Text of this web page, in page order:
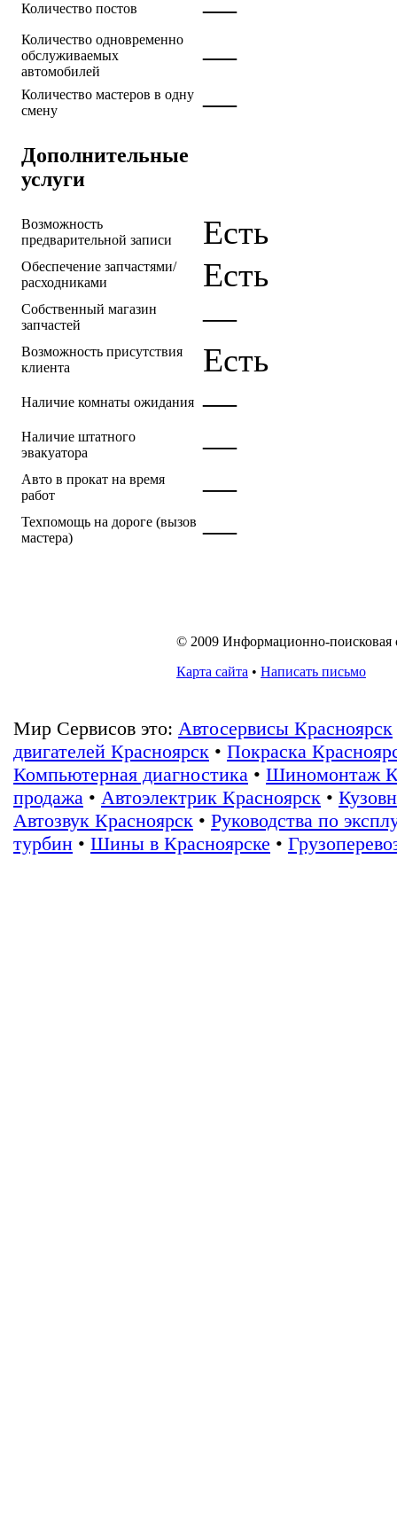
Количество постов —
Количество одновременно
обслуживаемых
автомобилей
—
Количество мастеров в одну
смену
—
Дополнительные
услуги
Возможность
предварительной записи
Есть
Обеспечение запчастями/
расходниками
Есть
Собственный магазин
запчастей
—
Возможность присутствия
клиента
Есть
Наличие комнаты ожидания —
Наличие штатного
эвакуатора
—
Авто в прокат на время
работ
—
Техпомощь на дороге (вызов
мастера)
—
© 2009 Информационно-поисковая
Карта сайта • Написать письмо
Мир Сервисов это: Автосервисы Красноярск
двигателей Красноярск • Покраска
Компьютерная диагностика • Шиномонтаж
продажа • Автоэлектрик Красноярск •
Автозвук Красноярск • Руководства по
турбин • Шины в Красноярске •